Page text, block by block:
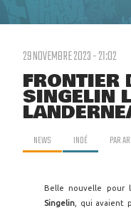
29 NOVEMBRE 2023 - 21:02
FRONTIER
SINGELIN
NEWS INDÉ PAR
Belle nouvelle pour
Singelin , qui avaient